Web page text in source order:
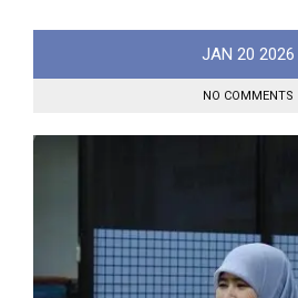
JAN 20 2026
NO COMMENTS